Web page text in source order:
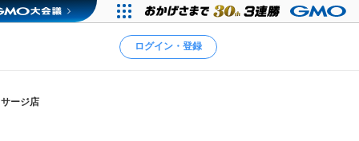
ログイン・登録
ージ店